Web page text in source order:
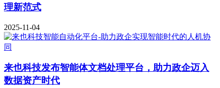
理新范式
2025-11-04
来也科技发布智能体文档处理平台，助力政企迈入
数据资产时代